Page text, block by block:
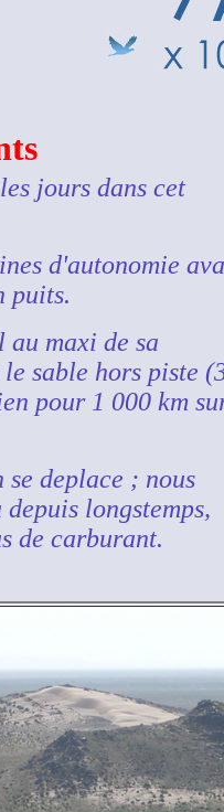
jours dans cet
d'autonomie
puits.
au maxi de sa
sable hors piste
pour 1 000 km
se deplace ; nous
longstemps,
de carburant.